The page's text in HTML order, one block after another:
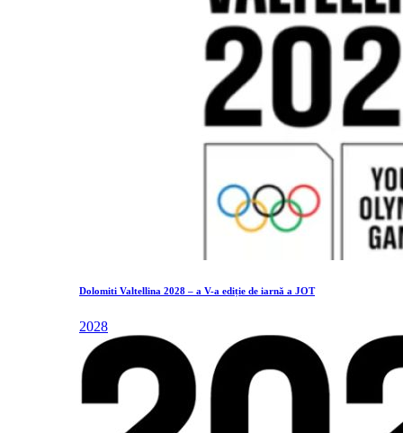
Dolomiti Valtellina 2028 – a V-a ediție de iarnă a JOT
2028